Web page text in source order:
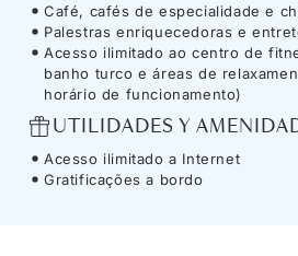
Café, cafés de especialidade e
Palestras enriquecedoras e
Acesso ilimitado ao centro de
banho turco e áreas de
horário de funcionamento)
UTILIDADES Y
Acesso ilimitado a Internet
Gratificações a bordo